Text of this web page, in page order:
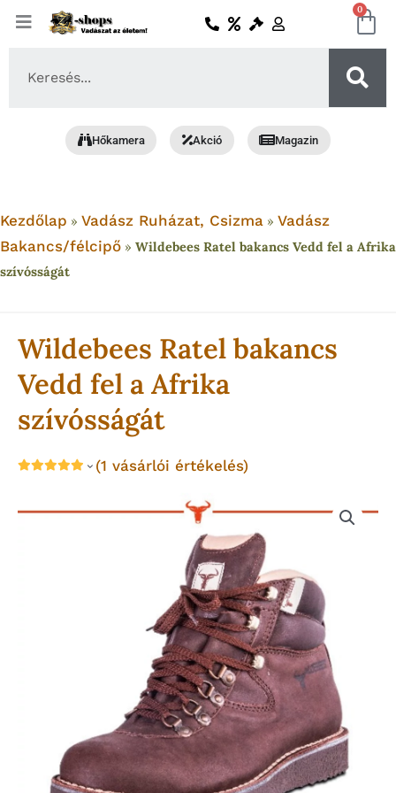
Skip
0
Hőkamera Akció Magazin
Kezdőlap » Vadász Ruházat, Csizma » Vadász
Bakancs/félcipő » Wildebees Ratel bakancs Vedd fel a Afrika
szívósságát
Wildebees Ratel bakancs
Vedd fel a Afrika
szívósságát
(1 vásárlói értékelés)